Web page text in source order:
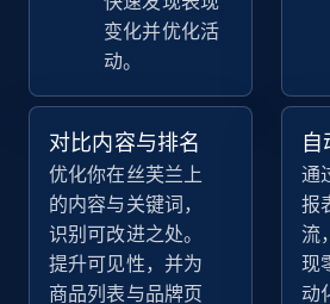
Amazon sellers info
Seller id, URL, Seller name,
info, Stars, Feedbacks, Return
2.5K+ 378+
eBay
变化并优化活
动。
对比内容与排名
优化你在丝芙兰上
的内容与关键词，
识别可改进之处。
提升可见性，并为
商品列表与品牌页
通
报
流
现
动